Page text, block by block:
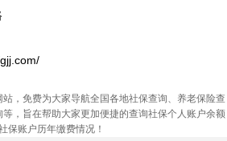
站，免费为大家导航全国各地社保查询、养老保险查
，旨在帮助大家更加便捷的查询社保个人账户余额
保账户历年缴费情况！